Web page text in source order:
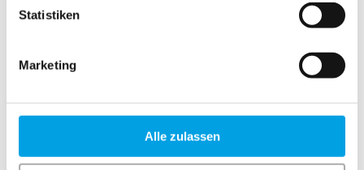
Statistiken
Marketing
Alle zulassen
Buchungen
Buchungen sind für diese Veranstaltung nicht mehr
möglich.